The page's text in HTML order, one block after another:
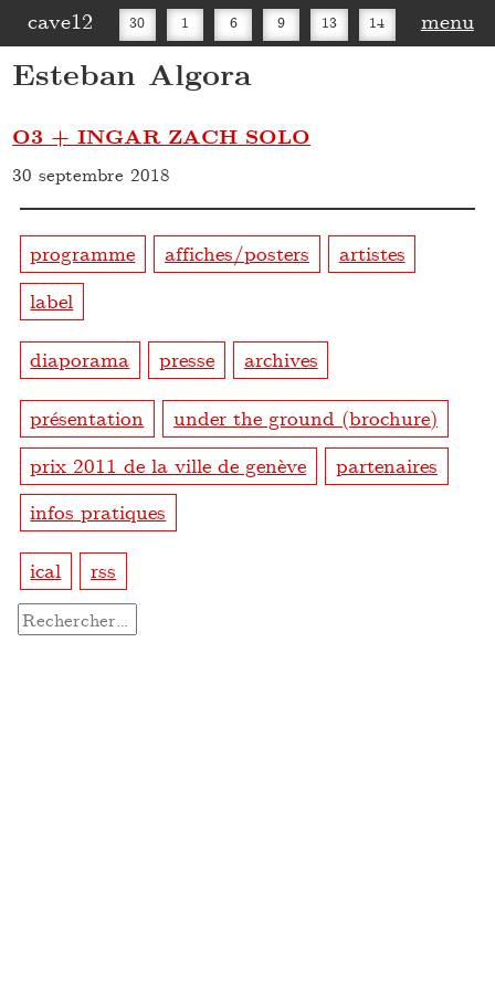
cave12 30 1 6 9 13 14
20
menu
Esteban Algora
O3 + INGAR ZACH SOLO
30 septembre 2018
programme affiches/posters
artistes
label
diaporama presse archives
présentation
under the ground (brochure)
prix 2011 de la ville de genève
partenaires
infos pratiques
ical rss
Rechercher :